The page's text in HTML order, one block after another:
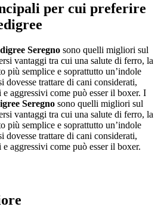
per cui preferire
Seregno sono quelli migliori sul
vantaggi tra cui una salute di ferro, la
più semplice e soprattutto un’indole
dovesse trattare di cani considerati,
aggressivi come può esser il boxer. I
Seregno sono quelli migliori sul
vantaggi tra cui una salute di ferro, la
più semplice e soprattutto un’indole
dovesse trattare di cani considerati,
aggressivi come può esser il boxer.